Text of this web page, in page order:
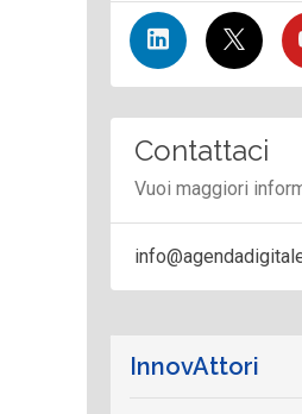
Contattaci
Vuoi maggiori
InnovAttori